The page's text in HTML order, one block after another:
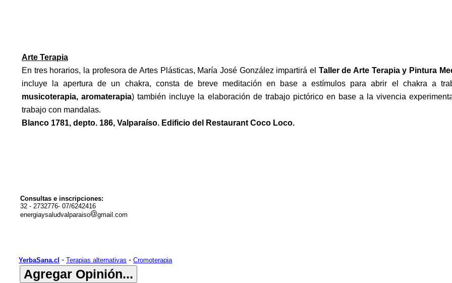
Arte Terapia
En tres horarios, la profesora de Artes Plásticas, María José González impartirá el Taller de Arte Terapia y Pintura
incluye la apertura de un chakra, consta de breve meditación en base a estímulos para abrir el chakra a
musicoterapia, aromaterapia) también incluye la elaboración de trabajo pictórico en base a la vivencia
trabajo con mandalas.
Blanco 1781, depto. 186, Valparaíso. Edificio del Restaurant Coco Loco.
Consultas e inscripciones:
32 - 2732776- 07/6242416
energiaysaludvalparaiso
gmail.com
YerbaSana.cl - Terapias alternativas - Cromoterapia